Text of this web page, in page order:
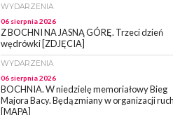
WYDARZENIA
06 sierpnia 2026
Z BOCHNI NA JASNĄ GÓRĘ. Trzeci dzień
wędrówki [ZDJĘCIA]
WYDARZENIA
06 sierpnia 2026
BOCHNIA. W niedzielę memoriałowy Bieg
Majora Bacy. Będą zmiany w organizacji
[MAPA]